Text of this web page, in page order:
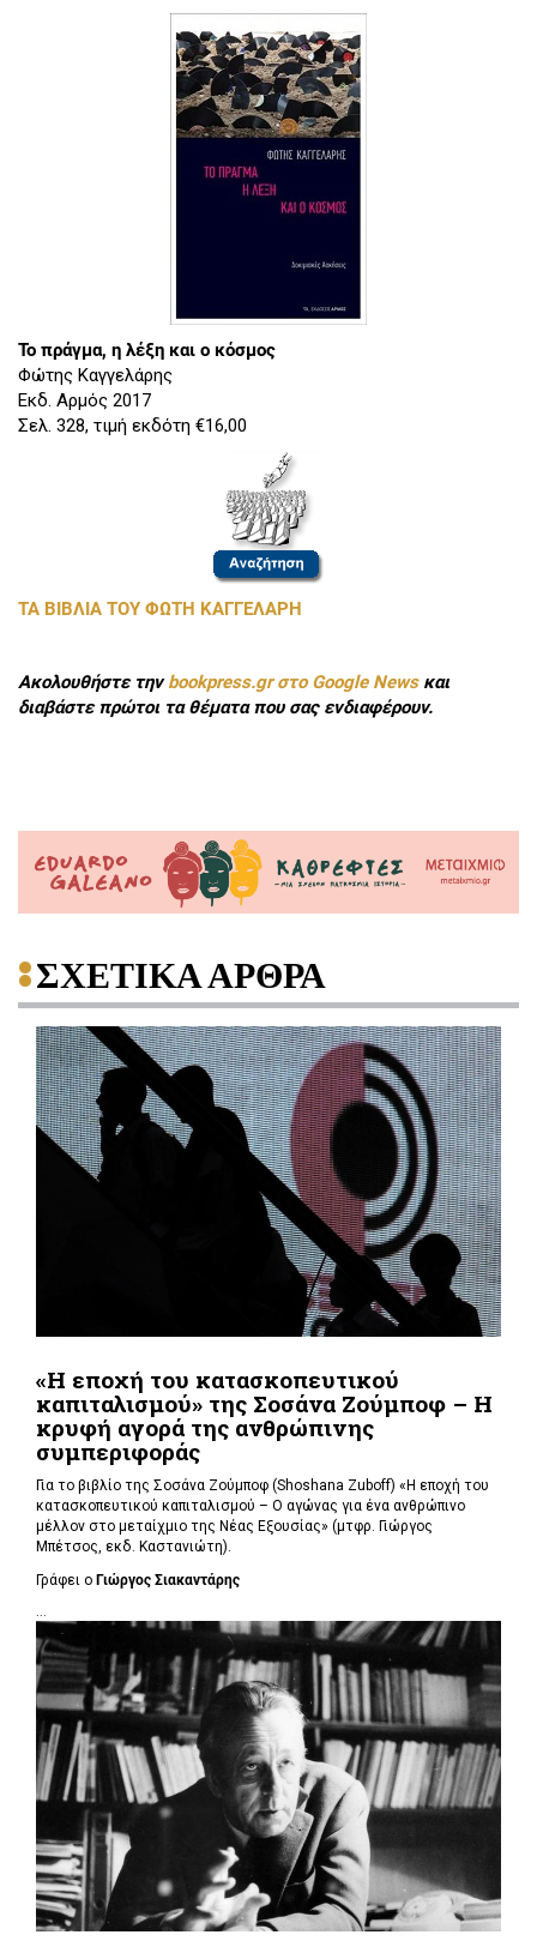
Το πράγμα, η λέξη και ο κόσμος
Φώτης Καγγελάρης
Εκδ. Αρμός 2017
Σελ. 328, τιμή εκδότη €16,00
ΤΑ ΒΙΒΛΙΑ ΤΟΥ ΦΩΤΗ ΚΑΓΓΕΛΑΡΗ
Ακολουθήστε τηνbookpress.gr στο Google Newsκαι
διαβάστε πρώτοι τα θέματα που σας ενδιαφέρουν.
ΣΧΕΤΙΚΑ ΑΡΘΡΑ
«Η εποχή του κατασκοπευτικού
καπιταλισμού» της Σοσάνα Ζούμποφ – Η
κρυφή αγορά της ανθρώπινης
συμπεριφοράς
Για το βιβλίο της Σοσάνα Ζούμποφ (Shoshana Zuboff) «Η εποχή του
κατασκοπευτικού καπιταλισμού – Ο αγώνας για ένα ανθρώπινο
μέλλον στο μεταίχμιο της Νέας Εξουσίας» (μτφρ. Γιώργος
Μπέτσος, εκδ. Καστανιώτη).
Γράφει ο Γιώργος Σιακαντάρης
...